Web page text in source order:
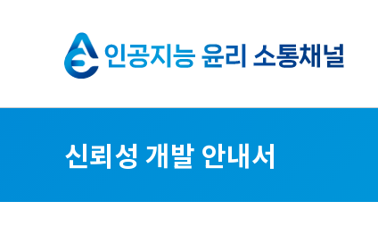
인
지
능
신뢰성 개발 안내서